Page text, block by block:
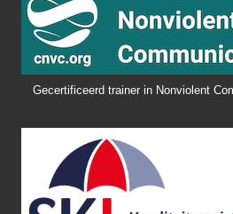
Gecertificeerd trainer in Nonviolent